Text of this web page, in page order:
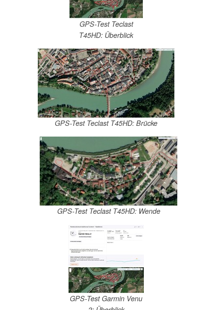
GPS-Test Teclast
T45HD: Überblick
GPS-Test Teclast T45HD: Brücke
GPS-Test Teclast T45HD: Wende
GPS-Test Garmin Venu